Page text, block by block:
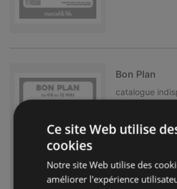
Bon Plan
catalogue
Ce site Web utilise
cookies
Notre site Web utilise des
améliorer l'expérience